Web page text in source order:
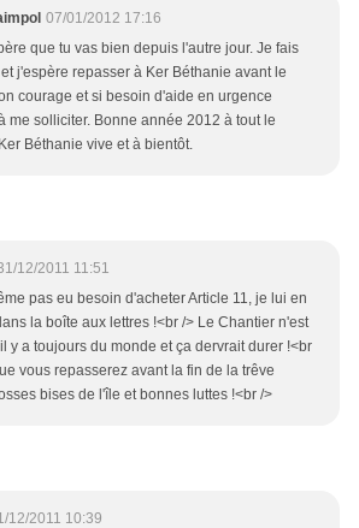
07/01/2012 17:16
que tu vas bien depuis l'autre jour. Je fais
j'espère repasser à Ker Béthanie avant le
courage et si besoin d'aide en urgence
me solliciter. Bonne année 2012 à tout le
Béthanie vive et à bientôt.
12/2011 11:51
pas eu besoin d'acheter Article 11, je lui en
la boîte aux lettres !<br /> Le Chantier n'est
y a toujours du monde et ça dervrait durer !<br
vous repasserez avant la fin de la trêve
bises de l'île et bonnes luttes !<br />
12/2011 10:39